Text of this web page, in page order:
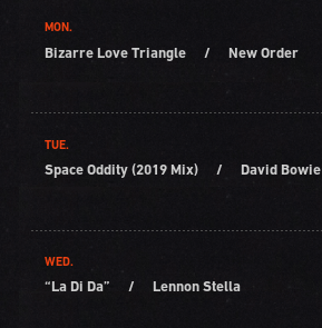
MON.
Bizarre Love Triangle / New Order
TUE.
Space Oddity (2019 Mix) / David Bowie
WED.
“La Di Da” / Lennon Stella